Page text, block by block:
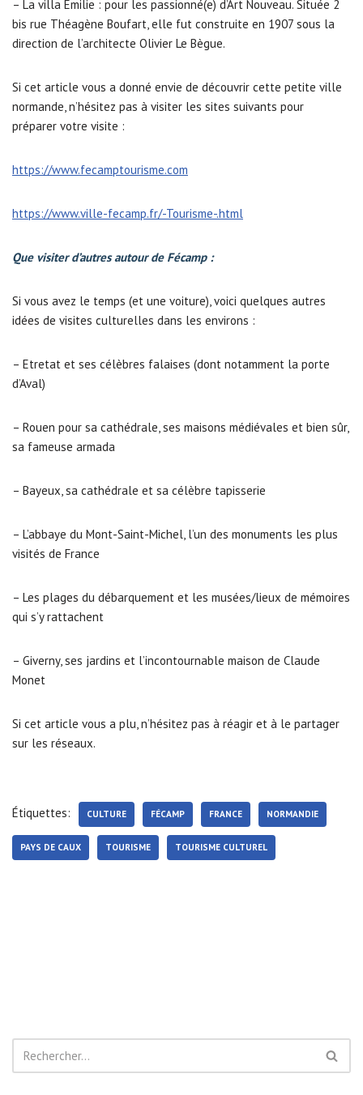
– La villa Emilie : pour les passionné(e) d’Art Nouveau. Située 2
bis rue Théagène Boufart, elle fut construite en 1907 sous la
direction de l’architecte Olivier Le Bègue.
Si cet article vous a donné envie de découvrir cette petite ville
normande, n’hésitez pas à visiter les sites suivants pour
préparer votre visite :
https://www.fecamptourisme.com
https://www.ville-fecamp.fr/-Tourisme-.html
Que visiter d’autres autour de Fécamp :
Si vous avez le temps (et une voiture), voici quelques autres
idées de visites culturelles dans les environs :
– Etretat et ses célèbres falaises (dont notamment la porte
d’Aval)
– Rouen pour sa cathédrale, ses maisons médiévales et bien sûr,
sa fameuse armada
– Bayeux, sa cathédrale et sa célèbre tapisserie
– L’abbaye du Mont-Saint-Michel, l’un des monuments les plus
visités de France
– Les plages du débarquement et les musées/lieux de mémoires
qui s’y rattachent
– Giverny, ses jardins et l’incontournable maison de Claude
Monet
Si cet article vous a plu, n’hésitez pas à réagir et à le partager
sur les réseaux.
Étiquettes: CULTURE FÉCAMP FRANCE NORMANDIE
PAYS DE CAUX TOURISME TOURISME CULTUREL